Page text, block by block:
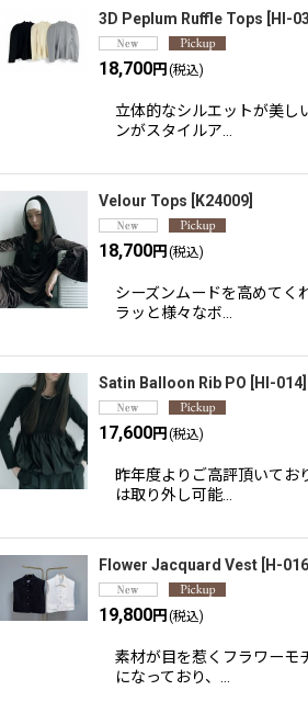
3D Peplum Ruffle Tops HI-
18,700円 (税込)
立体的なシルエットが美し
ンがスタイルア…
Velour Tops K24009
18,700円 (税込)
シーズンムードを高めてく
ラッと様々なボ…
Satin Balloon Rib PO HI-014
17,600円 (税込)
昨年度よりご高評頂いてお
は取り外し可能…
Flower Jacquard Vest H-016
19,800円(税込)
素材が目を惹くフラワーモ
になっており、…